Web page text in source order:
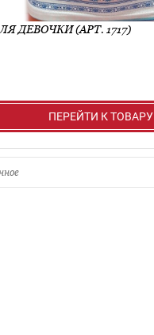
ДЕВОЧКИ (АРТ. 1717)
ПЕРЕЙТИ К ТОВАРУ